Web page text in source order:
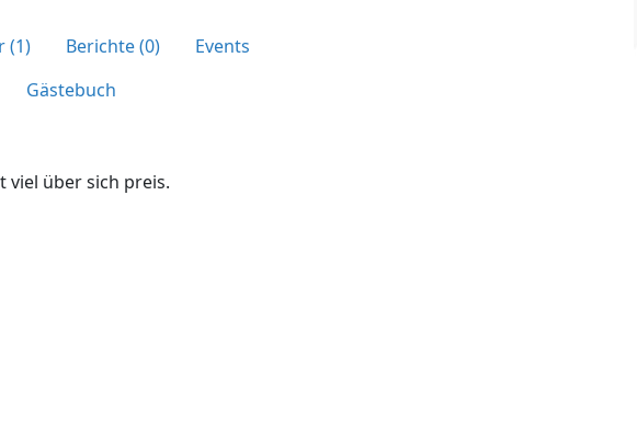
(1) Berichte (0)
Events
Gästebuch
viel über sich preis.